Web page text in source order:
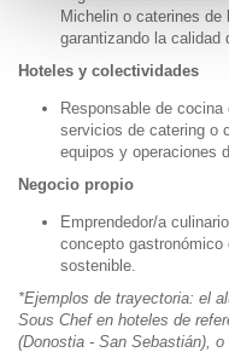
Michelin o caterines
garantizando la calidad
Hoteles y colectividades
Responsable de
servicios de catering o
equipos y operaciones
Negocio propio
Emprendedor/a
concepto
sostenible.
*Ejemplos de trayectoria: el
Sous Chef en hoteles de
(Donostia - San Sebastián),